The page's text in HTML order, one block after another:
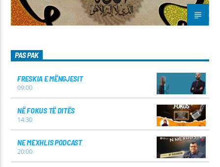
PAS PAK
FRESKIA E MËNGJESIT
09:00
NË FOKUS TË DITËS
14:30
NE MEXHLIS PODCAST
20:00